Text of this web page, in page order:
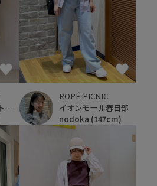
タカシマヤゲートタワーモール
ROPÉ PICNIC
イオンモール春日部
nodoka (147cm)